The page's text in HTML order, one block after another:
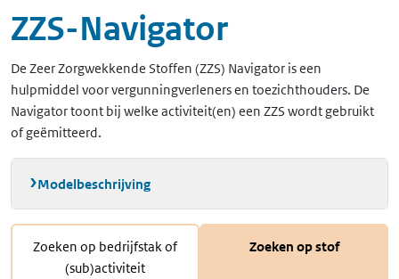
ZZS-Navigator
De Zeer Zorgwekkende Stoffen (ZZS) Navigator is een
hulpmiddel voor vergunningverleners en toezichthouders. De
Navigator toont bij welke activiteit(en) een ZZS wordt gebruikt
of geëmitteerd.
Modelbeschrijving
Zoeken op bedrijfstak of
(sub)activiteit
Zoeken op stof